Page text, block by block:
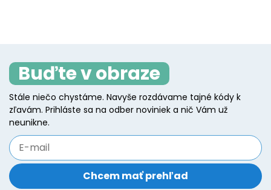
Buďte v obraze
Stále niečo chystáme. Navyše rozdávame tajné kódy k
zľavám. Prihláste sa na odber noviniek a nič Vám už
neunikne.